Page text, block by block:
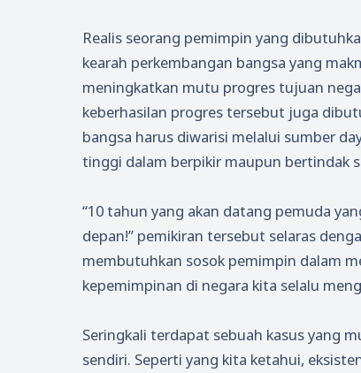
Realis seorang pemimpin yang
kearah perkembangan bangsa yang
meningkatkan mutu progres tujuan
keberhasilan progres tersebut juga
bangsa harus diwarisi melalui sumber
tinggi dalam berpikir maupun bertindak
“10 tahun yang akan datang pemuda
depan!” pemikiran tersebut selaras
membutuhkan sosok pemimpin dalam
kepemimpinan di negara kita selalu
Seringkali terdapat sebuah kasus yang
sendiri. Seperti yang kita ketahui,